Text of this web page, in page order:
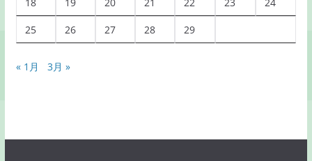
25 26 27 28 29
« 1月 3月 »